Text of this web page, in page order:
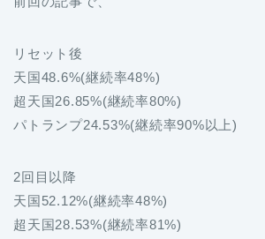
リセット後
天国48.6%(継続率48%)
超天国26.85%(継続率80%)
パトランプ24.53%(継続率90%以上)
2回目以降
天国52.12%(継続率48%)
超天国28.53%(継続率81%)